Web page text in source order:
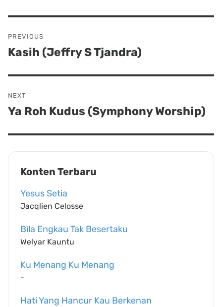
navigation
PREVIOUS
Previous
Kasih (Jeffry S Tjandra)
NEXT
Next
Ya Roh Kudus (Symphony Worship)
Konten Terbaru
Yesus Setia
Jacqlien Celosse
Bila Engkau Tak Besertaku
Welyar Kauntu
Ku Menang Ku Menang
-
Hati Yang Hancur Kau Berkenan